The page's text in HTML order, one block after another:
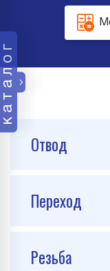
каталог
Отвод
Переход
Резьба